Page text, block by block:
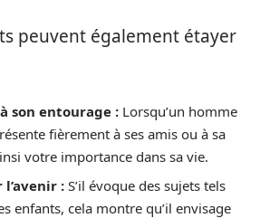
peuvent également étayer
son entourage : Lorsqu’un homme
fièrement à ses amis ou à sa
votre importance dans sa vie.
l’avenir : S’il évoque des sujets tels
enfants, cela montre qu’il envisage